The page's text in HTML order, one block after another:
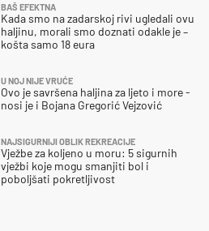
BAŠ EFEKTNA
Kada smo na zadarskoj rivi ugledali ovu
haljinu, morali smo doznati odakle je –
košta samo 18 eura
U NOJ NIJE VRUĆE
Ovo je savršena haljina za ljeto i more -
nosi je i Bojana Gregorić Vejzović
NAJSIGURNIJI OBLIK REKREACIJE
Vježbe za koljeno u moru: 5 sigurnih
vježbi koje mogu smanjiti bol i
poboljšati pokretljivost